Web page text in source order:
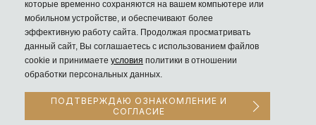
Сайт является Российским программным
продуктом и размещён на
которые временно сохраняются на вашем компьютере или
мобильном устройстве, и обеспечивают более
эффективную работу сайта. Продолжая просматривать
данный сайт, Вы соглашаетесь с использованием файлов
cookie и принимаете условия политики в отношении
обработки персональных данных.
ПОДТВЕРЖДАЮ ОЗНАКОМЛЕНИЕ И
СОГЛАСИЕ